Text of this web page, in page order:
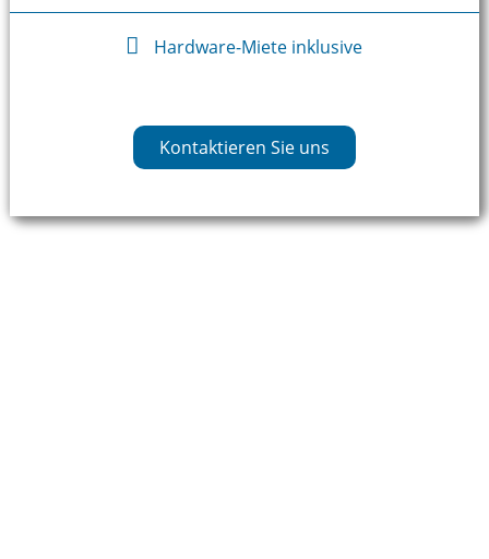
Hardware-Miete inklusive
Kontaktieren Sie uns